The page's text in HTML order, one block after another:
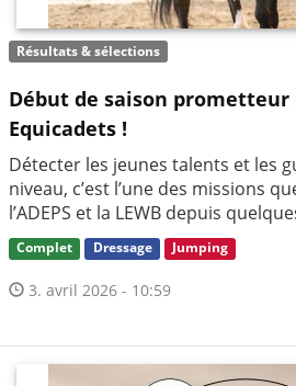
Résultats & sélections
Début de saison prometteur
Equicadets !
Détecter les jeunes talents et les
niveau, c’est l’une des missions
l’ADEPS et la LEWB depuis
Complet Dressage Jumping
3. avril 2026 - 10:59